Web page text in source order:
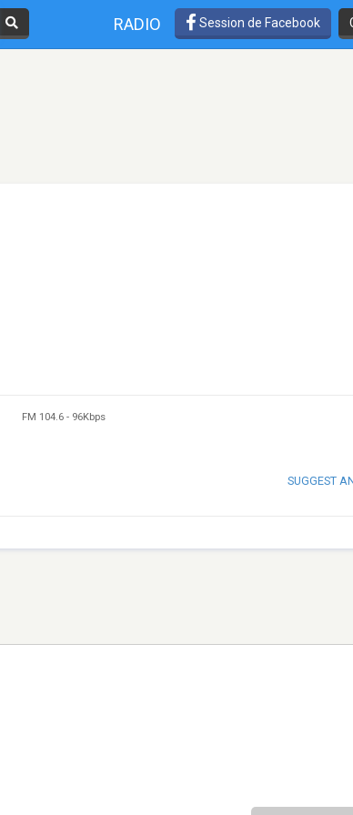
RADIO Session de Facebook
FM 104.6 - 96Kbps
SUGGEST